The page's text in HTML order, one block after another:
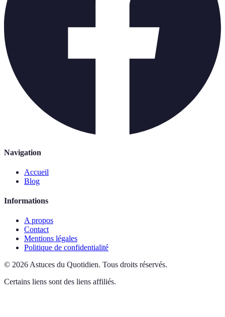
Navigation
Accueil
Blog
Informations
A propos
Contact
Mentions légales
Politique de confidentialité
© 2026 Astuces du Quotidien. Tous droits réservés.
Certains liens sont des liens affiliés.